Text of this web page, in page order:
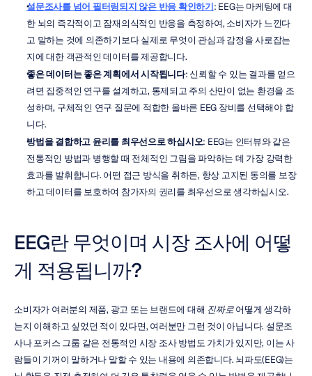
설문조사를 넘어 필터링되지 않은 반응 확인하기: EEG는 마케팅에 대
한 뇌의 즉각적이고 잠재의식적인 반응을 측정하여, 소비자가 느낀다
고 말하는 것에 의존하기보다 실제로 무엇이 관심과 감정을 사로잡는
지에 대한 객관적인 데이터를 제공합니다.
좋은 데이터는 좋은 계획에서 시작됩니다: 신뢰할 수 있는 결과를 얻으
려면 집중적인 연구를 설계하고, 통제되고 주의 산만이 없는 환경을 조
성하며, 구체적인 연구 질문에 적합한 올바른 EEG 장비를 선택해야 합
니다.
방법을 결합하고 윤리를 최우선으로 하십시오: EEG는 인터뷰와 같은
전통적인 방법과 병행할 때 전체적인 그림을 파악하는 데 가장 강력한
효과를 발휘합니다. 어떤 접근 방식을 취하든, 항상 고지된 동의를 보장
하고 데이터를 보호하여 참가자의 권리를 최우선으로 생각하십시오.
EEG란 무엇이며 시장 조사에 어떻
게 적용됩니까?
소비자가 여러분의 제품, 광고 또는 브랜드에 대해 진짜로 어떻게 생각하
는지 이해하고 싶었던 적이 있다면, 여러분만 그런 것이 아닙니다. 설문조
사나 포커스 그룹 같은 전통적인 시장 조사 방법도 가치가 있지만, 이는 사
람들이 기꺼이 말하거나 말할 수 있는 내용에 의존합니다. 뇌파도(EEG)는